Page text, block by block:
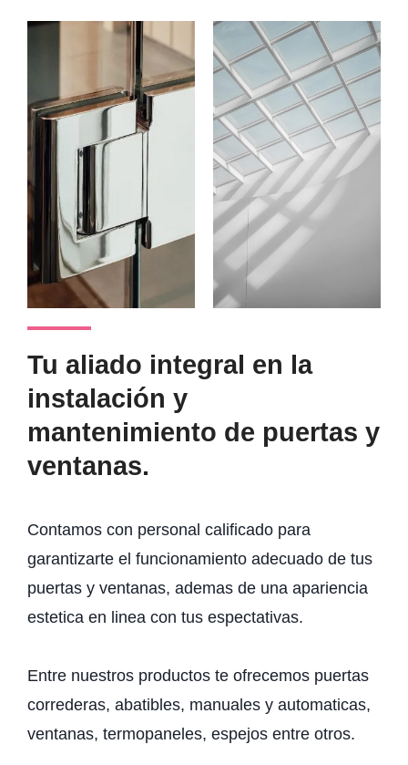
Tu aliado integral en la
instalación y
mantenimiento de puertas y
ventanas.
Contamos con personal calificado para
garantizarte el funcionamiento adecuado de tus
puertas y ventanas, ademas de una apariencia
estetica en linea con tus espectativas.
Entre nuestros productos te ofrecemos puertas
correderas, abatibles, manuales y automaticas,
ventanas, termopaneles, espejos entre otros.